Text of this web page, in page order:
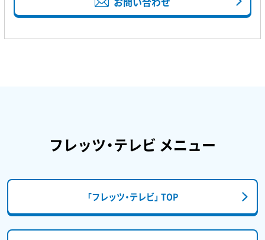
フレッツ・テレビ メニュー
「フレッツ・テレビ」 TOP